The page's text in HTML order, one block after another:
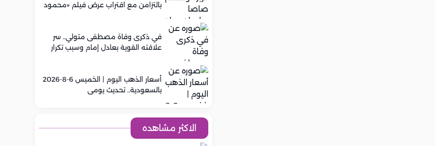
بالتزامن مع اقتراب عرض فيلم «محمود
في ذكرى وفاة مصطفى متولي.. سر
علاقته القوية بعادل إمام وسبب تكرار
أسعار الذهب اليوم | الخميس 6-8-2026
بالسعودية.. تحديث يومي
الاكثر مشاهده